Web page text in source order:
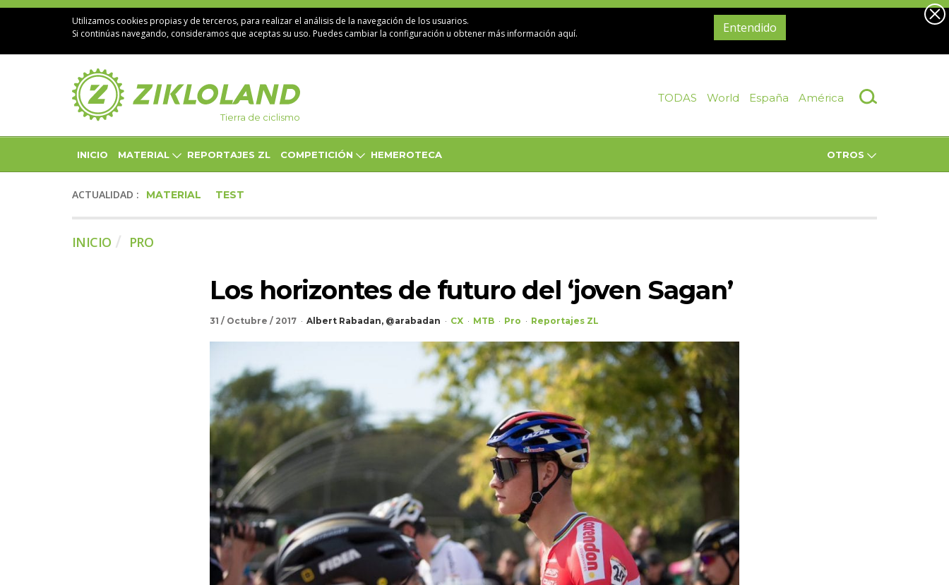
Utilizamos cookies propias y de terceros, para realizar el análisis de la navegación de los usuarios.
Si continúas navegando, consideramos que aceptas su uso. Puedes cambiar la configuración u obtenermás información aquí. Entendido
Tierra de ciclismo
TODAS World España América
INICIO MATERIAL REPORTAJES ZL COMPETICIÓN HEMEROTECA OTROS
ACTUALIDAD : MATERIAL TEST
INICIO PRO
Los horizontes de futuro del ‘joven Sagan’
31 / Octubre / 2017 Albert Rabadan, @arabadan CX MTB Pro Reportajes ZL